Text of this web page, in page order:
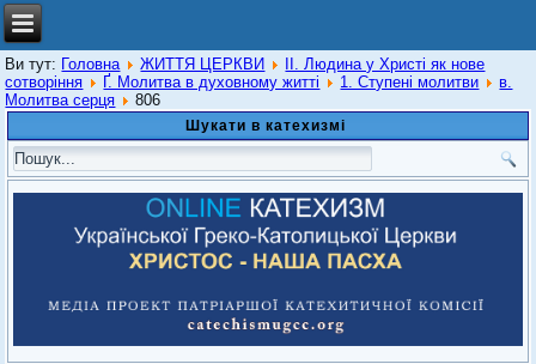
Ви тут: Головна ЖИТТЯ ЦЕРКВИ
ІІ. Людина у Христі як нове
сотворіння
Ґ. Молитва в духовному житті 1. Ступені молитви
в.
Молитва серця
806
Шукати в катехизмі